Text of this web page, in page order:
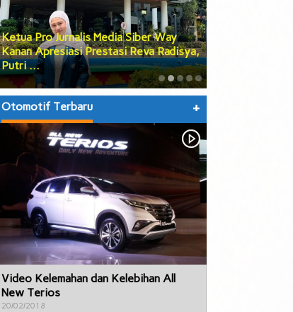
Ketua Pro Jurnalis Media Siber Way
Kanan Apresiasi Prestasi Reva Radisya,
Putri …
Otomotif Terbaru +
Video Kelemahan dan Kelebihan All
New Terios
20/02/2018